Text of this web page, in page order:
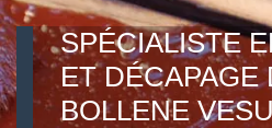
SPÉCIALISTE
ET DÉCAPAGE
BOLLENE